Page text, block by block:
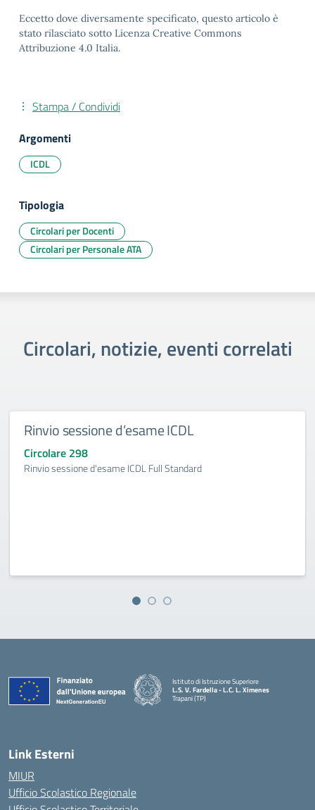
Eccetto dove diversamente specificato, questo articolo è
stato rilasciato sotto Licenza Creative Commons
Attribuzione 4.0 Italia.
Stampa / Condividi
Argomenti
ICDL
Tipologia
Circolari per Docenti
Circolari per Personale ATA
Circolari, notizie, eventi correlati
Rinvio sessione d’esame ICDL
Circolare 298
Rinvio sessione d'esame ICDL Full Standard
Istituto di Istruzione Superiore
L.S. V. Fardella - L.C. L. Ximenes
Trapani (TP)
Link Esterni
MIUR
Ufficio Scolastico Regionale